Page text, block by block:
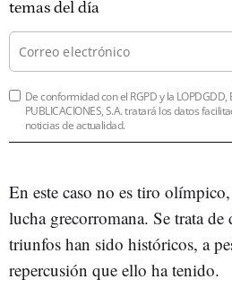
temas del día
De conformidad con el RGPD y la LOPDGDD,
PUBLICACIONES, S.A. tratará los datos
noticias de actualidad.
En este caso no es tiro
lucha grecorromana. Se trata de
triunfos han sido históricos, a
repercusión que ello ha tenido.